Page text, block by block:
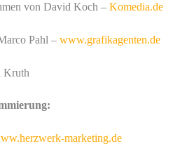
von David Koch –Komedia.de
Pahl –www.grafikagenten.de
Kruth
marketing.de